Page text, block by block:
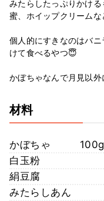
みたらしたっぷりかけ
蜜、ホイップクリームな
個人的にすきなのはバ
けて食べるやつ😇
かぼちゃなんで月見以外
材料
かぼちゃ
白玉粉
絹豆腐
みたらしあん